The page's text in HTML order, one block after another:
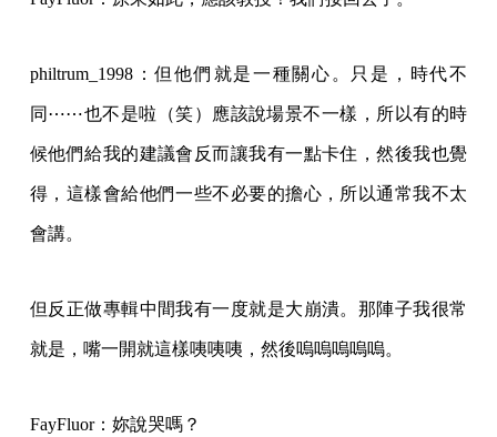
philtrum_1998：但他們就是一種關心。只是，時代不
同⋯⋯也不是啦（笑）應該說場景不一樣，所以有的時
候他們給我的建議會反而讓我有一點卡住，然後我也覺
得，這樣會給他們一些不必要的擔心，所以通常我不太
會講。
但反正做專輯中間我有一度就是大崩潰。那陣子我很常
就是，嘴一開就這樣咦咦咦，然後嗚嗚嗚嗚嗚。
FayFluor：妳說哭嗎？